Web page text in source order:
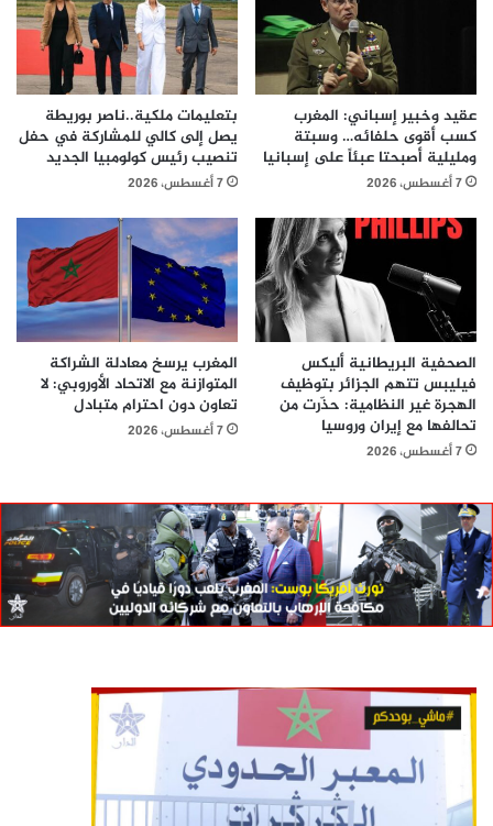
عقيد وخبير إسباني: المغرب
كسب أقوى حلفائه… وسبتة
ومليلية أصبحتا عبئاً على إسبانيا
7 أغسطس، 2026
بتعليمات ملكية..ناصر بوريطة
يصل إلى كالي للمشاركة في حفل
تنصيب رئيس كولومبيا الجديد
7 أغسطس، 2026
الصحفية البريطانية أليكس
فيليبس تتهم الجزائر بتوظيف
الهجرة غير النظامية: حذّرت من
تحالفها مع إيران وروسيا
7 أغسطس، 2026
المغرب يرسخ معادلة الشراكة
المتوازنة مع الاتحاد الأوروبي: لا
تعاون دون احترام متبادل
7 أغسطس، 2026